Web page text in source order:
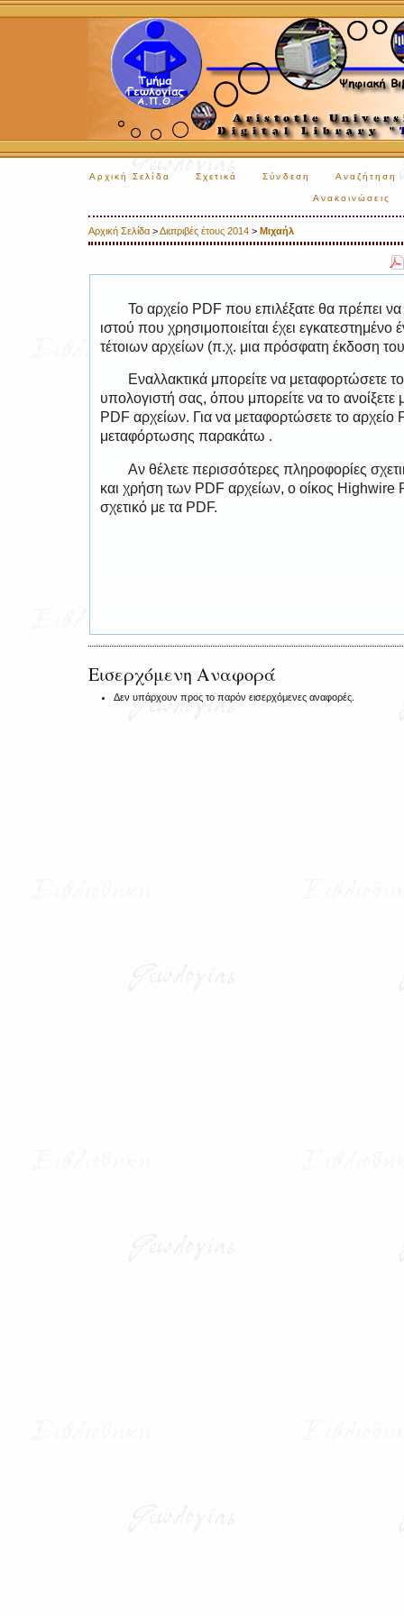
Αρχική Σελίδα Σχετικά Σύνδεση Αναζήτηση
Ανακοινώσεις
Αρχική Σελίδα >Διατριβές έτους 2014 > Μιχαήλ
Το αρχείο PDF που επιλέξατε θα πρέπει
ιστού που χρησιμοποιείται έχει
τέτοιων αρχείων (π.χ. μια πρόσφατη έκδοση
Εναλλακτικά μπορείτε να μεταφορτώσετε
υπολογιστή σας, όπου μπορείτε να το
PDF αρχείων. Για να μεταφορτώσετε το
μεταφόρτωσης παρακάτω .
Αν θέλετε περισσότερες πληροφορίες
και χρήση των PDF αρχείων, ο οίκος Highwire
σχετικό με τα PDF.
Εισερχόμενη Αναφορά
Δεν υπάρχουν προς το παρόν εισερχόμενες αναφορές.